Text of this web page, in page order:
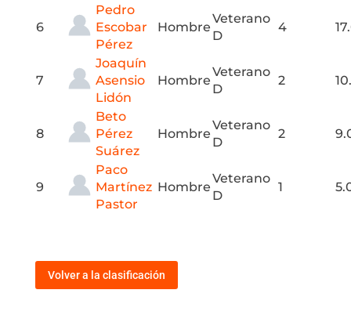
6
Pedro
Escobar
Pérez
Hombre
Veterano
D
4
7
Joaquín
Asensio
Lidón
Hombre
Veterano
D
2
8
Beto
Pérez
Suárez
Hombre
Veterano
D
2
9
Paco
Martínez
Pastor
Hombre
Veterano
D
1
Volver a la clasificación